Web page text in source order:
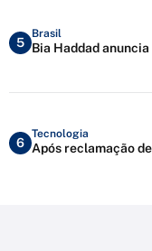
5
Brasil
Bia Haddad
6
Tecnologia
Após reclamação